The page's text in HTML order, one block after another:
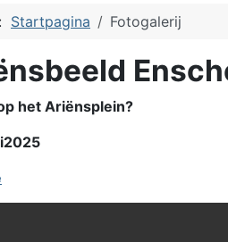
Startpagina Fotogalerij
het Ariënsplein?